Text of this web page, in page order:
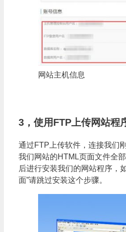
网站主机信息
3，使用FTP上传网站程
通过FTP上传软件，连接我们
我们网站的HTML页面文件全
后进行安装我们的网站程序，
面”请跳过安装这个步骤。